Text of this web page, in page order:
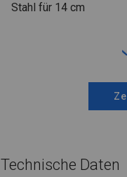
Stahl für 14 cm
Technische Daten